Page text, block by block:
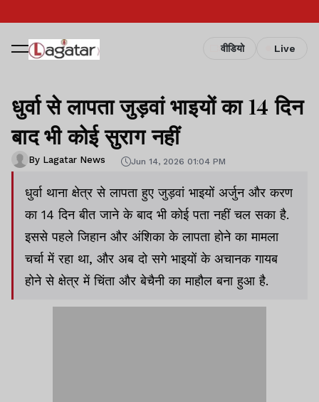
वीडियो Live
धुर्वा से लापता जुड़वां भाइयों का 14 दिन
बाद भी कोई सुराग नहीं
By Lagatar News Jun 14, 2026 01:04 PM
धुर्वा थाना क्षेत्र से लापता हुए जुड़वां भाइयों अर्जुन और करण
का 14 दिन बीत जाने के बाद भी कोई पता नहीं चल सका है.
इससे पहले जिहान और अंशिका के लापता होने का मामला
चर्चा में रहा था, और अब दो सगे भाइयों के अचानक गायब
होने से क्षेत्र में चिंता और बेचैनी का माहौल बना हुआ है.